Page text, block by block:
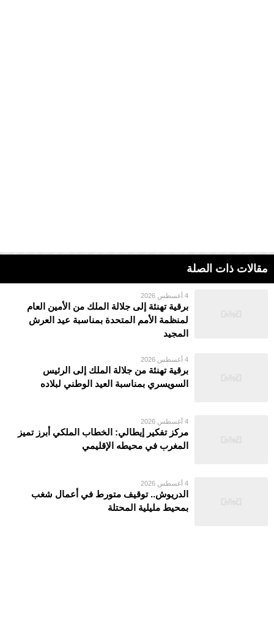
مقالات ذات الصلة
4 أغسطس 2026
برقية تهنئة إلى جلالة الملك من الأمين العام
لمنظمة الأمم المتحدة بمناسبة عيد العرش
المجيد
4 أغسطس 2026
برقية تهنئة من جلالة الملك إلى الرئيس
السويسري بمناسبة العيد الوطني لبلاده
4 أغسطس 2026
مركز تفكير إيطالي: الخطاب الملكي أبرز تميز
المغرب في محيطه الإقليمي
4 أغسطس 2026
الدريوش.. توقيف متورط في أعمال شغب
بمحيط مليلية المحتلة